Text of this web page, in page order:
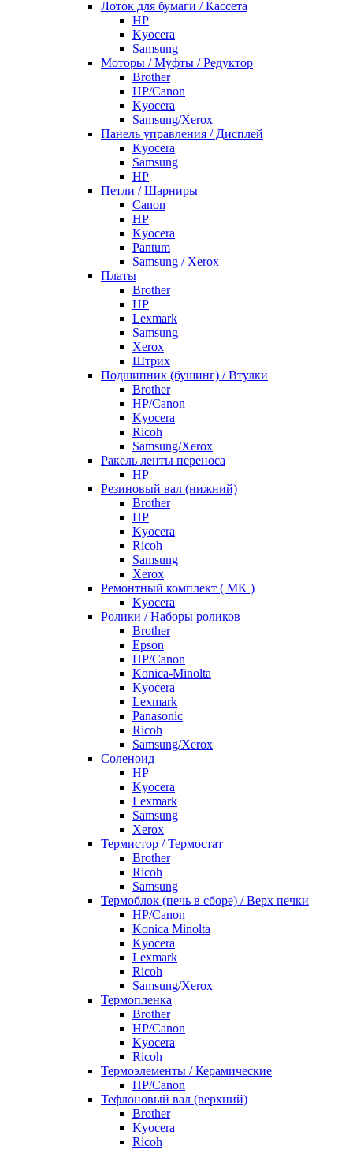
Лоток для бумаги / Кассета
HP
Kyocera
Samsung
Моторы / Муфты / Редуктор
Brother
HP/Canon
Kyocera
Samsung/Xerox
Панель управления / Дисплей
Kyocera
Samsung
НР
Петли / Шарниры
Canon
HP
Kyocera
Pantum
Samsung / Xerox
Платы
Brother
HP
Lexmark
Samsung
Xerox
Штрих
Подшипник (бушинг) / Втулки
Brother
HP/Canon
Kyocera
Ricoh
Samsung/Xerox
Ракель ленты переноса
HP
Резиновый вал (нижний)
Brother
HP
Kyocera
Ricoh
Samsung
Xerox
Ремонтный комплект ( MK )
Kyocera
Ролики / Наборы роликов
Brother
Epson
HP/Canon
Konica-Minolta
Kyocera
Lexmark
Panasonic
Ricoh
Samsung/Xerox
Соленоид
HP
Kyocera
Lexmark
Samsung
Xerox
Термистор / Термостат
Brother
Ricoh
Samsung
Термоблок (печь в сборе) / Верх печки
HP/Canon
Konica Minolta
Kyocera
Lexmark
Ricoh
Samsung/Xerox
Термопленка
Brother
HP/Canon
Kyocera
Ricoh
Термоэлементы / Керамические
HP/Canon
Тефлоновый вал (верхний)
Brother
Kyocera
Ricoh